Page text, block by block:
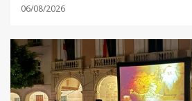
06/08/2026